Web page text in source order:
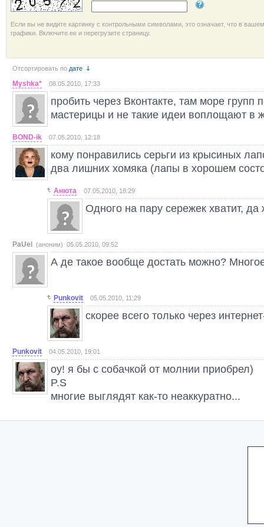
Если вы не видите картинку с контрольными символами, это означает, что в
графики. Включите ее и перегрузите страницу.
Отсортировать по дате
Myshka* 08.05.2010, 17:33
пробить через Вконтакте, там море групп
мастерицы и не такие идеи воплощают в
BOND-ik 07.05.2010, 12:18
кому понравились серьги из крысиных
два лишних хомяка (лапы в хорошем
Анюта 07.05.2010, 18:29
Одного на пару сережек хватит,
PaUel (аноним) 05.05.2010, 09:52
А де такое вообще достать можно?
Punkovit 05.05.2010, 11:29
скорее всего только через
Punkovit 04.05.2010, 19:01
оу! я бы с собачкой от молнии приобрел)
P.S
многие выглядят как-то неаккуратно...